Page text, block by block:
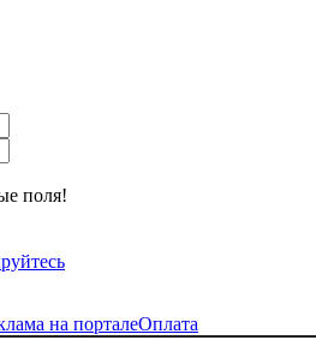
поля!
на порталеОплата